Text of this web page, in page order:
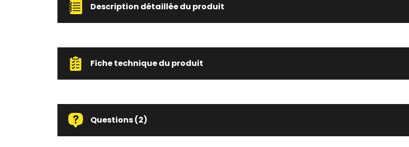
Description détaillée du produit
Fiche technique du produit
Questions(2)